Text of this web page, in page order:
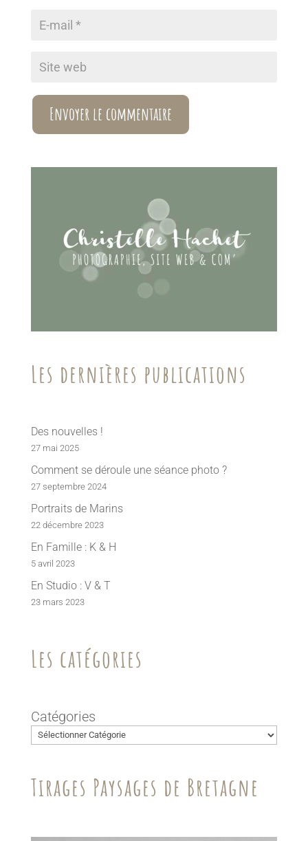
Envoyer le commentaire
Les dernières publications
Des nouvelles !
27 mai 2025
Comment se déroule une séance photo ?
27 septembre 2024
Portraits de Marins
22 décembre 2023
En Famille : K & H
5 avril 2023
En Studio : V & T
23 mars 2023
Les catégories
Catégories
Tirages Paysages de Bretagne